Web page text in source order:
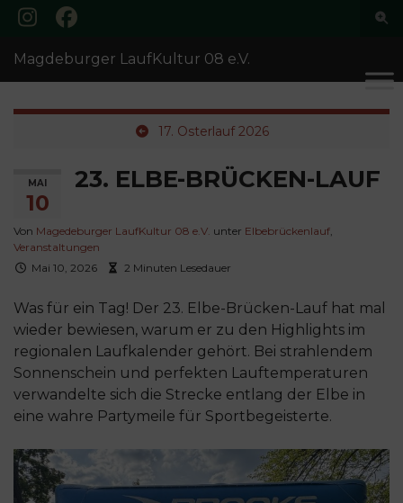
Search for:
Magdeburger LaufKultur 08 e.V.
17. Osterlauf 2026
MAI
10
23. ELBE-BRÜCKEN-LAUF
Von Magedeburger LaufKultur 08 e.V. unter Elbebrückenlauf,
Veranstaltungen
Mai 10, 2026
2 Minuten Lesedauer
Was für ein Tag! Der 23. Elbe-Brücken-Lauf hat mal
wieder bewiesen, warum er zu den Highlights im
regionalen Laufkalender gehört. Bei strahlendem
Sonnenschein und perfekten Lauftemperaturen
verwandelte sich die Strecke entlang der Elbe in
eine wahre Partymeile für Sportbegeisterte.